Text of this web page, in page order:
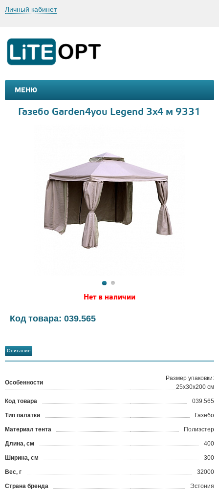
Личный кабинет
МЕНЮ
МАШИНКИ И МОТОЦИКЛЫ
Газебо Garden4you Legend 3х4 м 9331
Нет в наличии
Код товара: 039.565
Описание
Особенности
Размер упаковки:
25х30х200 см
Код товара 039.565
Тип палатки Газебо
Материал тента Полиэстер
Длина, см 400
Ширина, см 300
Вес, г 32000
Страна бренда Эстония